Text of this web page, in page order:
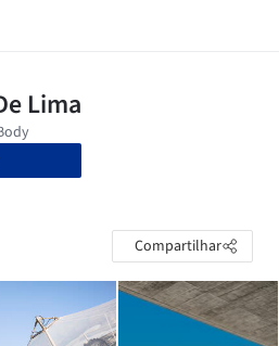
Compartilhar